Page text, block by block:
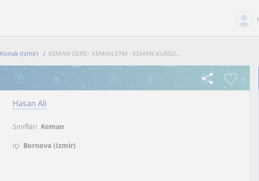
Konak (Izmir) KEMAN DERS - KEMAN ETM - KEMAN KURSU...
Hasan Ali
Sınıfları Keman
içi Bornova (Izmir)